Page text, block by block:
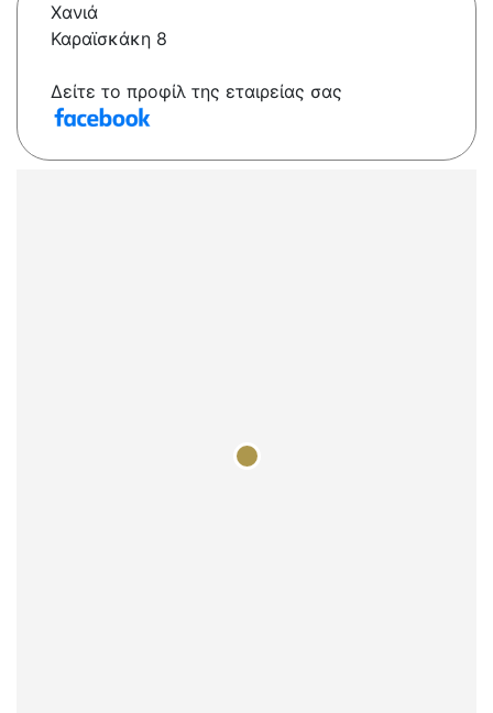
Χανιά
Καραϊσκάκη 8
Δείτε το προφίλ της εταιρείας σας